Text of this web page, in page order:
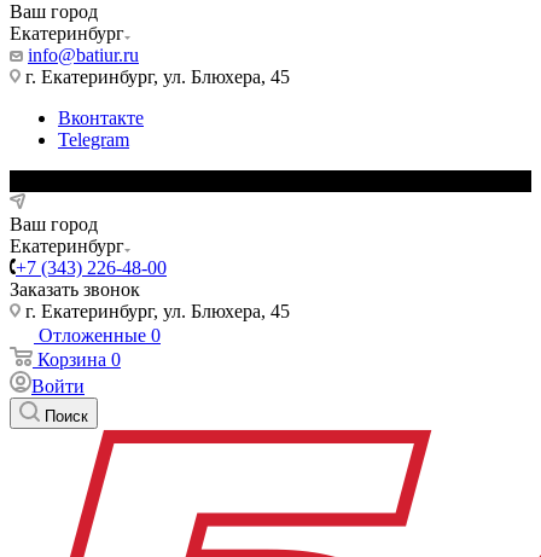
Ваш город
Екатеринбург
info@batiur.ru
г. Екатеринбург, ул. Блюхера, 45
Вконтакте
Telegram
Ваш город
Екатеринбург
+7 (343) 226-48-00
Заказать звонок
г. Екатеринбург, ул. Блюхера, 45
Отложенные 0
Корзина 0
Войти
Поиск